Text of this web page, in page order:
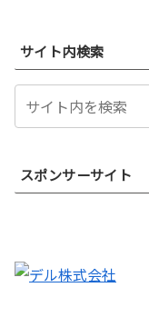
サイト内検索
スポンサーサイト